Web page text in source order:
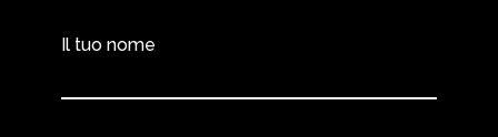
Il tuo nome